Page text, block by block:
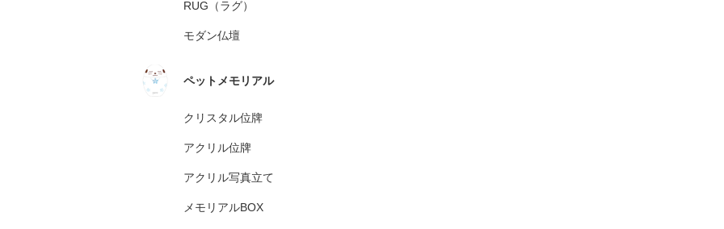
RUG（ラグ）
モダン仏壇
ペットメモリアル
クリスタル位牌
アクリル位牌
アクリル写真立て
メモリアルBOX